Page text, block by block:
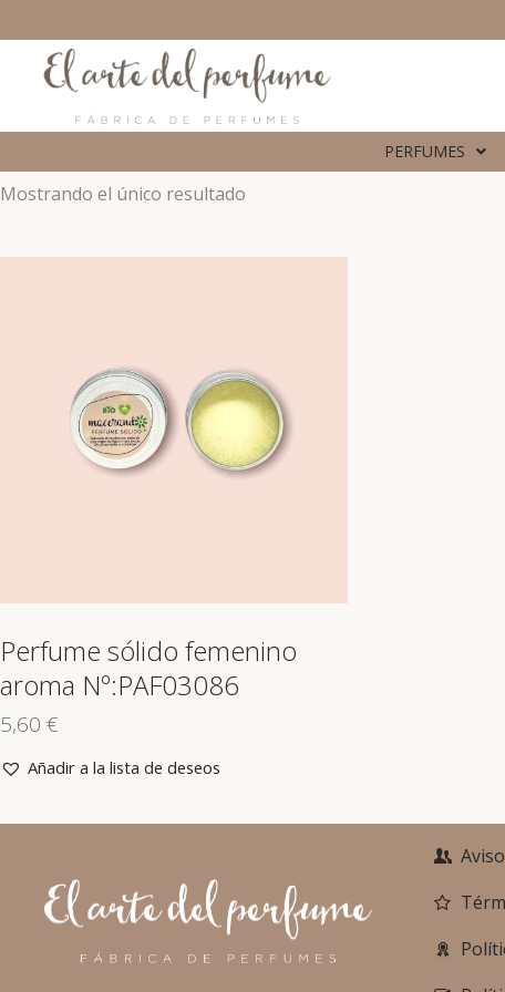
PERFUMES
Mostrando el único resultado
Perfume sólido femenino
aroma Nº:PAF03086
5,60 €
Añadir a la lista de deseos